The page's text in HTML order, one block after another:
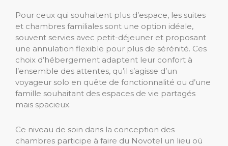
Pour ceux qui souhaitent plus d’espace, les suites
et chambres familiales sont une option idéale,
souvent servies avec petit-déjeuner et proposant
une annulation flexible pour plus de sérénité. Ces
choix d’hébergement adaptent leur confort à
l’ensemble des attentes, qu’il s’agisse d’un
voyageur solo en quête de fonctionnalité ou d’une
famille souhaitant des espaces de vie partagés
mais spacieux.
Ce niveau de soin dans la conception des
chambres participe à faire du Novotel un lieu où